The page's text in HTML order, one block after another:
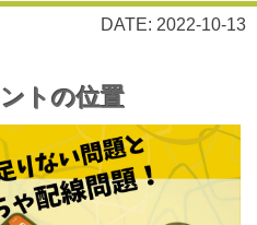
DATE: 2022-10-13
トの位置